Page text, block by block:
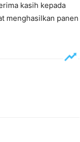
kasih kepada
menghasilkan panen